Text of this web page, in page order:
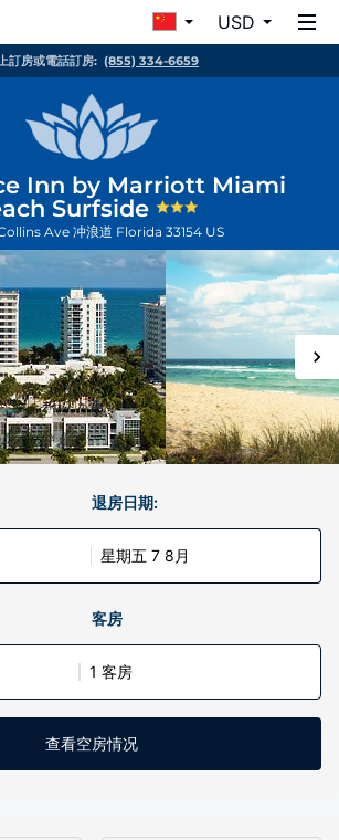
USD
訂房或電話訂房: (855) 334-6659
Inn by Marriott Miami
Surfside
Ave 冲浪道 Florida 33154 US
退房日期:
星期五 7 8月
客房
1 客房
查看空房情况